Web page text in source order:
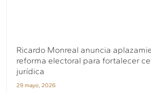
Ricardo Monreal anuncia
reforma electoral para fortalecer
jurídica
29 mayo, 2026